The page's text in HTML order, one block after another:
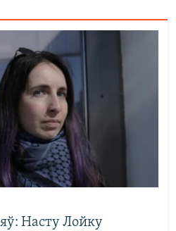
Насту Лойку